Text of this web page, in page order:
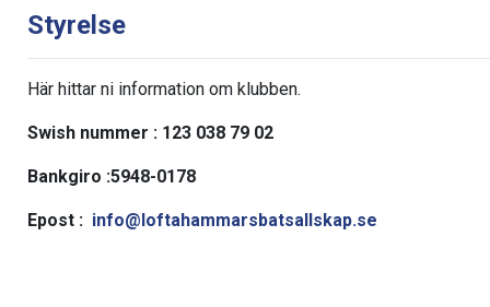
Styrelse
Här hittar ni information om klubben.
Swish nummer : 123 038 79 02
Bankgiro :5948-0178
Epost : info@loftahammarsbatsallskap.se